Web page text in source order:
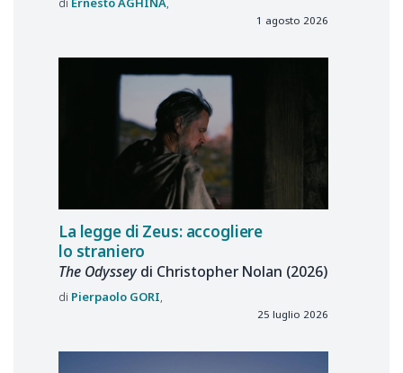
1 agosto 2026
La legge di Zeus: accogliere
lo straniero
The Odysseydi Christopher Nolan (2026)
Pierpaolo GORI
25 luglio 2026